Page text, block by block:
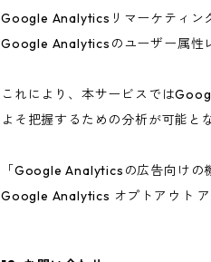
Google Analyticsリマーケティン
Google Analyticsのユーザー属性
これにより、本サービスでは
よそ把握するための分析が可能と
「Google Analyticsの広告向けの
Google Analytics オプトアウト ア